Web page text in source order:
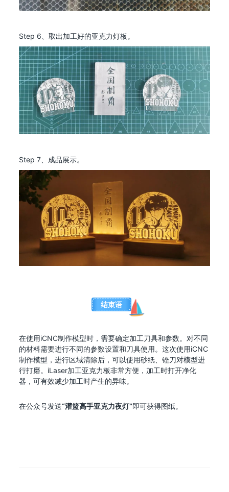
Step 6、取出加工好的亚克力灯板。
Step 7、成品展示。
结束语
在使用iCNC制作模型时，需要确定加工刀具和参数。对不同
的材料需要进行不同的参数设置和刀具使用。这次使用iCNC
制作模型，进行区域清除后，可以使用砂纸、锉刀对模型进
行打磨。iLaser加工亚克力板非常方便，加工时打开净化
器，可有效减少加工时产生的异味。
在公众号发送“灌篮高手亚克力夜灯”即可获得图纸。